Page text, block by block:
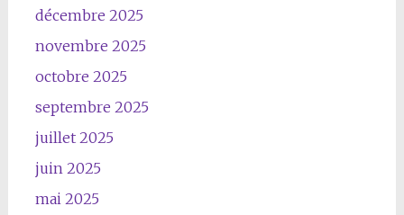
décembre 2025
novembre 2025
octobre 2025
septembre 2025
juillet 2025
juin 2025
mai 2025